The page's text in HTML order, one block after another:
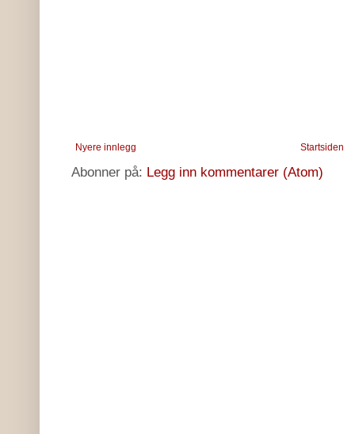
Nyere innlegg Startsiden
Abonner på: Legg inn kommentarer (Atom)